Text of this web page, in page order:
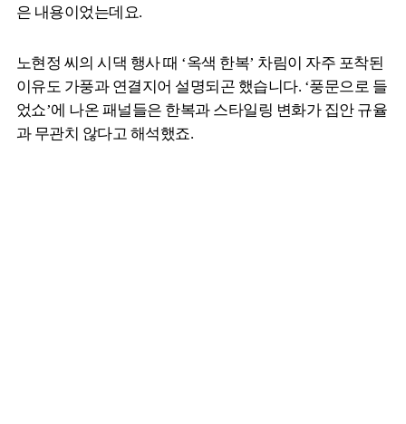
은 내용이었는데요.
노현정 씨의 시댁 행사 때 ‘옥색 한복’ 차림이 자주 포착된
이유도 가풍과 연결지어 설명되곤 했습니다. ‘풍문으로 들
었쇼’에 나온 패널들은 한복과 스타일링 변화가 집안 규율
과 무관치 않다고 해석했죠.